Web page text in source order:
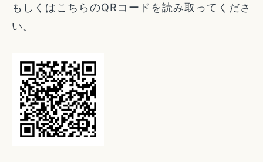
もしくはこちらのQRコードを読み取ってくださ
い。